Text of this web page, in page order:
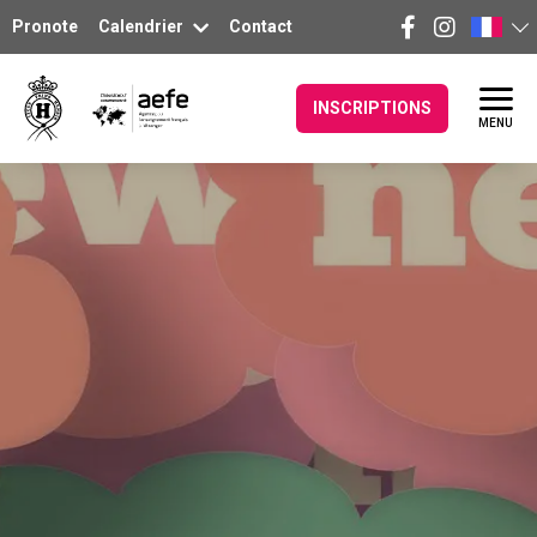
Pronote Calendrier Contact
INSCRIPTIONS
MENU